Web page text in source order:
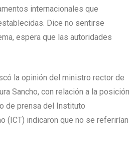
internacionales que
Dice no sentirse
espera que las autoridades
la opinión del ministro rector de
Sancho, con relación a la posición
de prensa del Instituto
(ICT) indicaron que no se referirían